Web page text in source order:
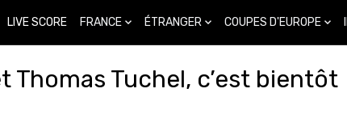
LIVE SCORE FRANCE ÉTRANGER COUPES D'EUROPE
Thomas Tuchel, c’est bientôt